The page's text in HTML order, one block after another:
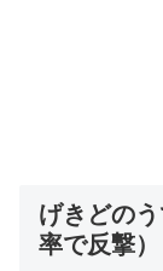
げきどの
率で反撃）